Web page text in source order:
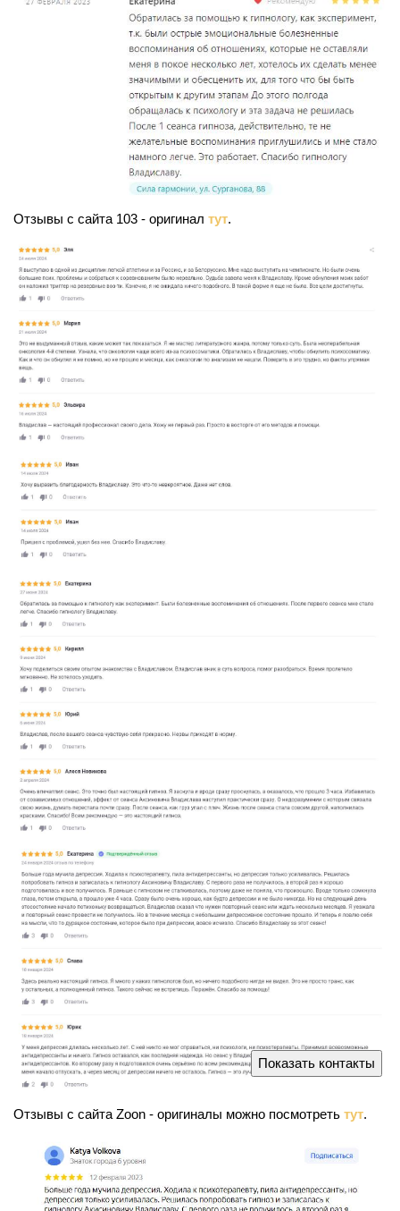
Отзывы с сайта 103 - оригинал тут.
Отзывы с сайта Zoon - оригиналы можно посмотреть тут.
Показать контакты